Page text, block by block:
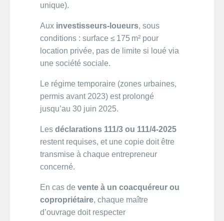
unique).
Aux investisseurs-loueurs, sous
conditions : surface ≤ 175 m² pour
location privée, pas de limite si loué via
une société sociale.
Le régime temporaire (zones urbaines,
permis avant 2023) est prolongé
jusqu’au 30 juin 2025.
Les déclarations 111/3 ou 111/4‑2025
restent requises, et une copie doit être
transmise à chaque entrepreneur
concerné.
En cas de vente à un coacquéreur ou
copropriétaire, chaque maître
d’ouvrage doit respecter